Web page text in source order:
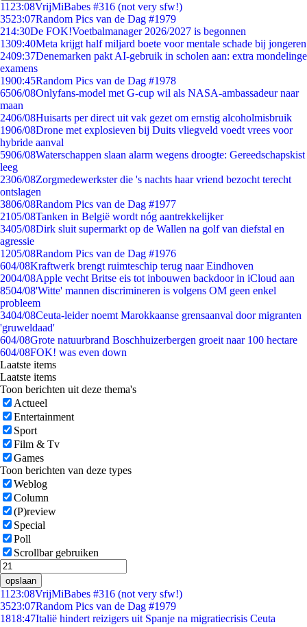
11 23:08VrijMiBabes #316 (not very sfw!)
3523:07Random Pics van de Dag #1979
214:30De FOK!Voetbalmanager 2026/2027 is begonnen
1309:40Meta krijgt half miljard boete voor mentale schade bij jongeren
2409:37Denemarken pakt AI-gebruik in scholen aan: extra mondelinge
examens
1900:45Random Pics van de Dag #1978
6506/08Onlyfans-model met G-cup wil als NASA-ambassadeur naar
maan
2406/08Huisarts per direct uit vak gezet om ernstig alcoholmisbruik
1906/08Drone met explosieven bij Duits vliegveld voedt vrees voor
hybride aanval
5906/08Waterschappen slaan alarm wegens droogte: Gereedschapskist
leeg
2306/08Zorgmedewerkster die 's nachts haar vriend bezocht terecht
ontslagen
3806/08Random Pics van de Dag #1977
2105/08Tanken in België wordt nóg aantrekkelijker
3405/08Dirk sluit supermarkt op de Wallen na golf van diefstal en
agressie
1205/08Random Pics van de Dag #1976
604/08Kraftwerk brengt ruimteschip terug naar Eindhoven
2004/08Apple vecht Britse eis tot inbouwen backdoor in iCloud aan
8504/08'Witte' mannen discrimineren is volgens OM geen enkel
probleem
3404/08Ceuta-leider noemt Marokkaanse grensaanval door migranten
'gruweldaad'
604/08Grote natuurbrand Boschhuizerbergen groeit naar 100 hectare
604/08FOK! was even down
Laatste items
Laatste items
Toon berichten uit deze thema's
Actueel
Entertainment
Sport
Film & Tv
Games
Toon berichten van deze types
Weblog
Column
(P)review
Special
Poll
Scrollbar gebruiken
opslaan
11 23:08VrijMiBabes #316 (not very sfw!)
3523:07Random Pics van de Dag #1979
1818:47Italië hindert reizigers uit Spanje na migratiecrisis Ceuta